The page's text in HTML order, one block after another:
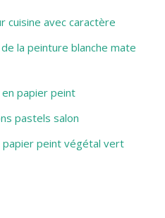
cuisine avec caractère
la peinture blanche mate
papier peint
pastels salon
papier peint végétal vert